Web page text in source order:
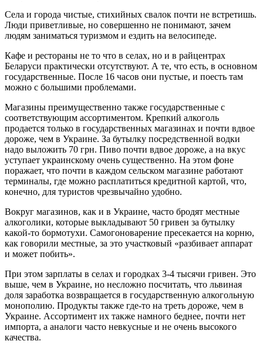
Села и города чистые, стихийных свалок почти не встретишь.
Люди приветливые, но совершенно не понимают, зачем
людям заниматься туризмом и ездить на велосипеде.
Кафе и рестораны не то что в селах, но и в райцентрах
Беларуси практически отсутствуют. А те, что есть, в основном
государственные. После 16 часов они пустые, и поесть там
можно с большими проблемами.
Магазины преимущественно также государственные с
соответствующим ассортиментом. Крепкий алкоголь
продается только в государственных магазинах и почти вдвое
дороже, чем в Украине. За бутылку посредственной водки
надо выложить 70 грн. Пиво почти вдвое дороже, а на вкус
уступает украинскому очень существенно. На этом фоне
поражает, что почти в каждом сельском магазине работают
терминалы, где можно расплатиться кредитной картой, что,
конечно, для туристов чрезвычайно удобно.
Вокруг магазинов, как и в Украине, часто бродят местные
алкоголики, которые выкладывают 50 гривен за бутылку
какой-то бормотухи. Самогоноварение пресекается на корню,
как говорили местные, за это участковый «разбивает аппарат
и может побить».
При этом зарплаты в селах и городках 3-4 тысячи гривен. Это
выше, чем в Украине, но несложно посчитать, что львиная
доля заработка возвращается в государственную алкогольную
монополию. Продукты также где-то на треть дороже, чем в
Украине. Ассортимент их также намного беднее, почти нет
импорта, а аналоги часто невкусные и не очень высокого
качества.